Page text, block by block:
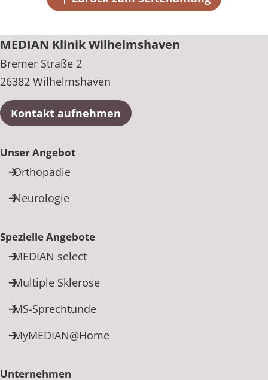
MEDIAN Klinik Wilhelmshaven
Bremer Straße 2
26382 Wilhelmshaven
Kontakt aufnehmen
Unser Angebot
Orthopädie
Neurologie
Spezielle Angebote
MEDIAN select
Multiple Sklerose
MS-Sprechtunde
MyMEDIAN@Home
Unternehmen